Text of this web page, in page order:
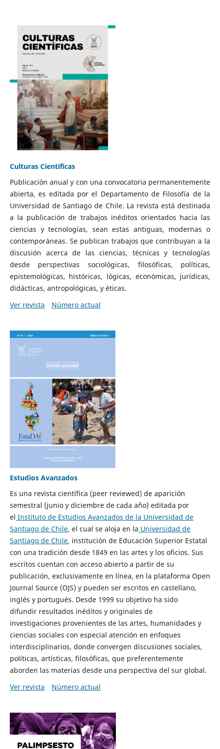
Culturas Científicas
Publicación anual y con una convocatoria permanentemente
abierta, es editada por el Departamento de Filosofía de la
Universidad de Santiago de Chile. La revista está destinada
a la publicación de trabajos inéditos orientados hacia las
ciencias y tecnologías, sean estas antiguas, modernas o
contemporáneas. Se publican trabajos que contribuyan a la
discusión acerca de las ciencias, técnicas y tecnologías
desde perspectivas sociológicas, filosóficas, políticas,
epistemológicas, históricas, lógicas, económicas, jurídicas,
didácticas, antropológicas, y éticas.
Ver revista
Número actual
Estudios Avanzados
Es una revista científica (peer reviewed) de aparición
semestral (junio y diciembre de cada año) editada por
el Instituto de Estudios Avanzados de la Universidad de
Santiago de Chile, el cual se aloja en la Universidad de
Santiago de Chile, institución de Educación Superior Estatal
con una tradición desde 1849 en las artes y los oficios. Sus
escritos cuentan con acceso abierto a partir de su
publicación, exclusivamente en línea, en la plataforma Open
Journal Source (OJS) y pueden ser escritos en castellano,
inglés y portugués. Desde 1999 su objetivo ha sido
difundir resultados inéditos y originales de
investigaciones provenientes de las artes, humanidades y
ciencias sociales con especial atención en enfoques
interdisciplinarios, donde convergen discusiones sociales,
políticas, artísticas, filosóficas, que preferentemente
aborden las materias desde una perspectiva del sur global.
Ver revista
Número actual